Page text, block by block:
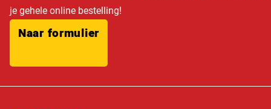
je gehele online bestelling!
Naar formulier